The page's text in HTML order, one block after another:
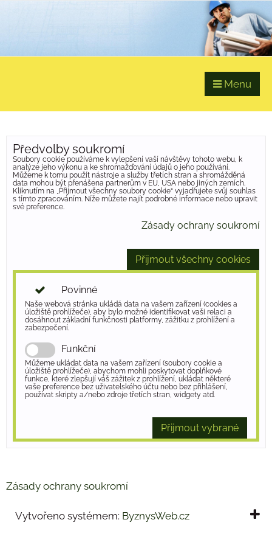
Menu
Předvolby soukromí
Soubory cookie používáme k vylepšení vaší návštěvy tohoto webu, k
analýze jeho výkonu a ke shromažďování údajů o jeho používání.
Můžeme k tomu použít nástroje a služby třetích stran a shromážděná
data mohou být přenášena partnerům v EU, USA nebo jiných zemích.
Kliknutím na „Přijmout všechny soubory cookie“ vyjadřujete svůj souhlas
s tímto zpracováním. Níže můžete najít podrobné informace nebo upravit
své preference.
Zásady ochrany soukromí
Přijmout všechny cookies
Povinné
Naše webová stránka ukládá data na vašem zařízení (cookies a
úložiště prohlížeče), aby bylo možné identifikovat vaši relaci a
dosáhnout základní funkčnosti platformy, zážitku z prohlížení a
zabezpečení.
Funkční
Můžeme ukládat data na vašem zařízení (soubory cookie a
úložiště prohlížeče), abychom mohli poskytovat doplňkové
funkce, které zlepšují váš zážitek z prohlížení, ukládat některé
vaše preference bez uživatelského účtu nebo bez přihlášení,
používat skripty a/nebo zdroje třetích stran, widgety atd.
Přijmout vybrané
Zásady ochrany soukromí
Vytvořeno systémem: ByznysWeb.cz